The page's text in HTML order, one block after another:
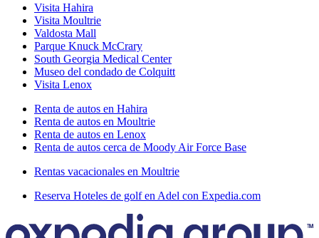
Visita Hahira
Visita Moultrie
Valdosta Mall
Parque Knuck McCrary
South Georgia Medical Center
Museo del condado de Colquitt
Visita Lenox
Renta de autos en Hahira
Renta de autos en Moultrie
Renta de autos en Lenox
Renta de autos cerca de Moody Air Force Base
Rentas vacacionales en Moultrie
Reserva Hoteles de golf en Adel con Expedia.com